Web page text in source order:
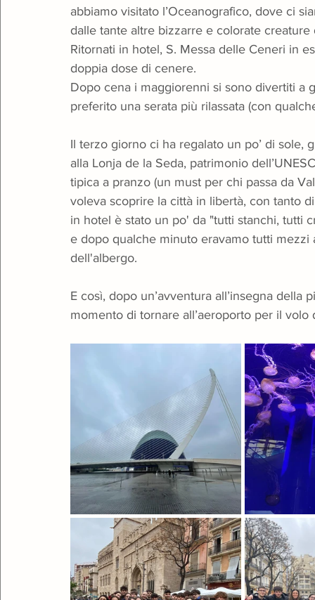
abbiamo visitato l’Oceanografico, dove ci
dalle tante altre bizzarre e colorate
Ritornati in hotel, S. Messa delle Ceneri in
doppia dose di cenere.
Dopo cena i maggiorenni si sono divertiti
preferito una serata più rilassata (con
Il terzo giorno ci ha regalato un po’ di
alla Lonja de la Seda, patrimonio
tipica a pranzo (un must per chi passa da
voleva scoprire la città in libertà, con tanto
in hotel è stato un po' da "tutti stanchi, tutti
e dopo qualche minuto eravamo tutti
dell'albergo.
E così, dopo un’avventura all’insegna
momento di tornare all’aeroporto per il